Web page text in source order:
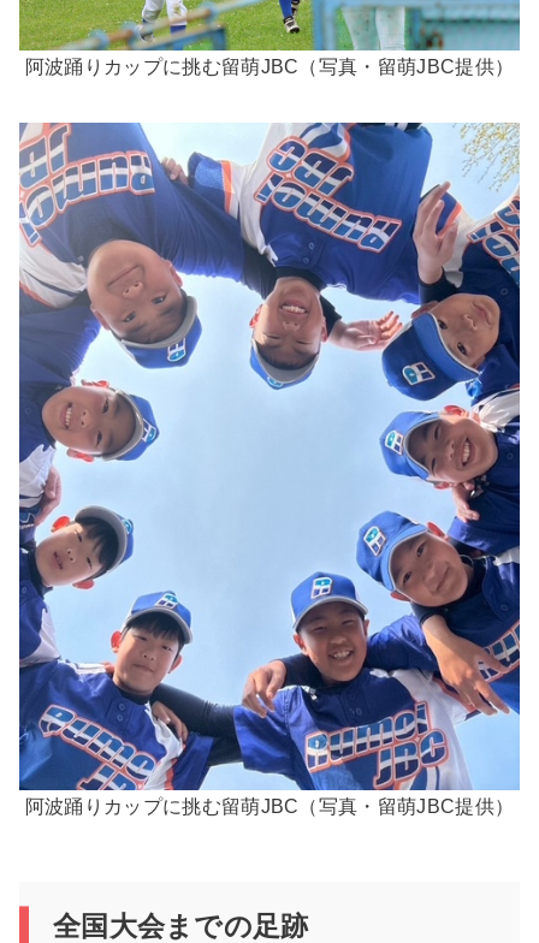
阿波踊りカップに挑む留萌JBC（写真・留萌JBC提供）
阿波踊りカップに挑む留萌JBC（写真・留萌JBC提供）
全国大会までの足跡